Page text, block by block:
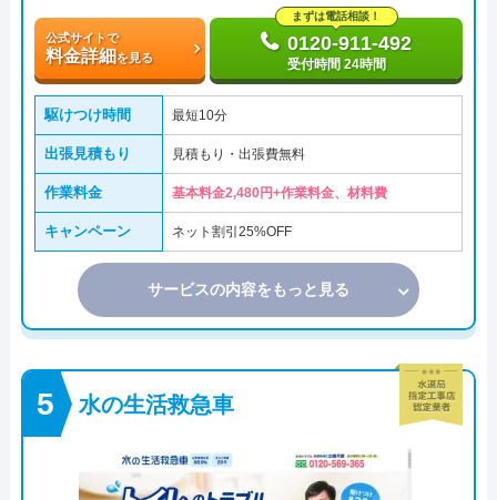
公式サイトで
料金詳細を見る
まずは電話相談！
0120-911-492
受付時間 24時間
駆けつけ時間 最短10分
出張見積もり 見積もり・出張費無料
作業料金 基本料金2,480円+作業料金、材料費
キャンペーン ネット割引25%OFF
サービスの内容をもっと見る
水の生活救急車